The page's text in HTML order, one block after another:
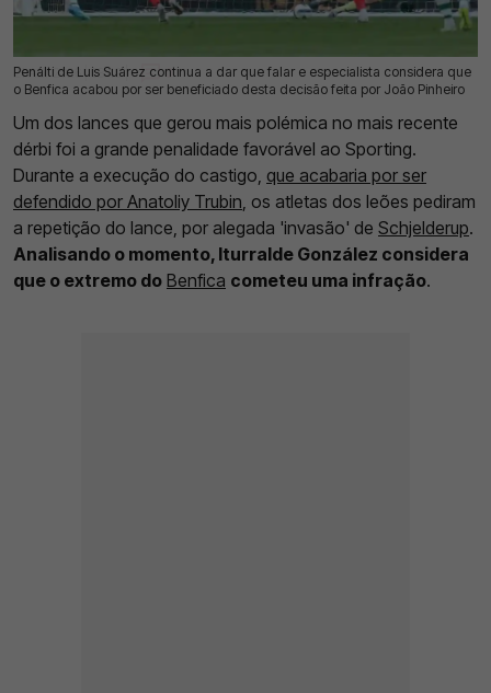
Penálti de Luis Suárez continua a dar que falar e especialista considera que
o Benfica acabou por ser beneficiado desta decisão feita por João Pinheiro
21 Abr 2026 | 08:49 | 0
Um dos lances que gerou mais polémica no mais recente
dérbi foi a grande penalidade favorável ao Sporting.
Durante a execução do castigo, que acabaria por ser
defendido por Anatoliy Trubin, os atletas dos leões pediram
a repetição do lance, por alegada 'invasão' de Schjelderup.
Analisando o momento, Iturralde González considera
que o extremo do Benfica cometeu uma infração.